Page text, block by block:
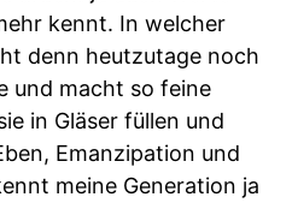
kennt. In welcher
denn heutzutage noch
und macht so feine
in Gläser füllen und
Emanzipation und
meine Generation ja